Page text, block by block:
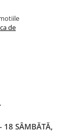
de
18 SÂMBĂTĂ,